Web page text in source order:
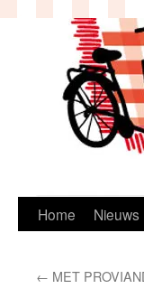
Home Nieuws
← MET